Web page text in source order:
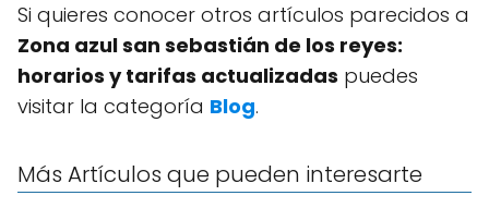
Si quieres conocer otros artículos parecidos a
Zona azul san sebastián de los reyes:
horarios y tarifas actualizadas puedes
visitar la categoría Blog.
Más Artículos que pueden interesarte